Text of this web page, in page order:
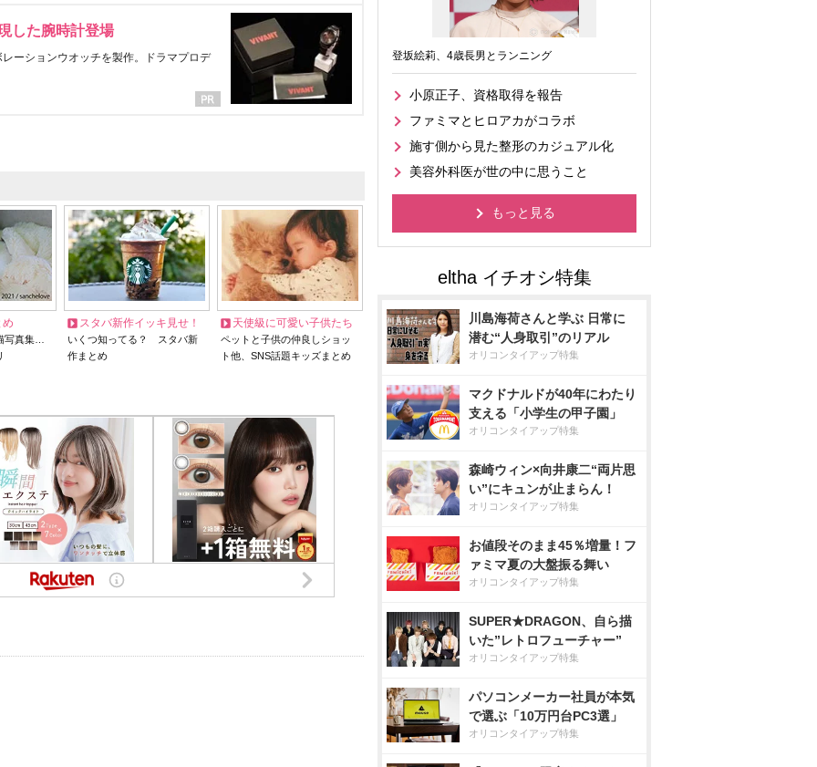
した腕時計登場
ーションウオッチを製作。ドラマプロデ
め
写真集…
スタバ新作イッキ見せ！
いくつ知ってる？ スタバ新
作まとめ
天使級に可愛い子供たち
ペットと子供の仲良しショッ
ト他、SNS話題キッズまとめ
登坂絵莉、4歳長男とランニング
小原正子、資格取得を報告
ファミマとヒロアカがコラボ
施す側から見た整形のカジュアル化
美容外科医が世の中に思うこと
もっと見る
川島海荷さんと学ぶ 日常に
潜む“人身取引”のリアル
オリコンタイアップ特集
マクドナルドが40年にわたり
支える「小学生の甲子園」
オリコンタイアップ特集
森崎ウィン×向井康二“両片思
い”にキュンが止まらん！
オリコンタイアップ特集
お値段そのまま45％増量！フ
ァミマ夏の大盤振る舞い
オリコンタイアップ特集
SUPER★DRAGON、自ら描
いた”レトロフューチャー”
オリコンタイアップ特集
パソコンメーカー社員が本気
で選ぶ「10万円台PC3選」
オリコンタイアップ特集